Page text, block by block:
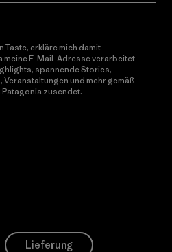
Taste, erkläre mich damit
meine E-Mail-Adresse verarbeitet
spannende Stories,
und mehr gemäß
Patagonia zusendet.
Lieferung